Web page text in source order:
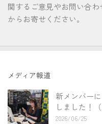
関するご意見やお問い合わ
からお寄せください。
メディア報道
新メンバー
しました！
2026/06/25